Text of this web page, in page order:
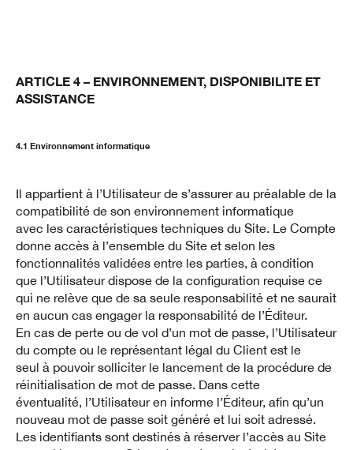
ARTICLE 4 – ENVIRONNEMENT, DISPONIBILITE ET
ASSISTANCE
4.1 Environnement informatique
Il appartient à l’Utilisateur de s’assurer au préalable de la
compatibilité de son environnement informatique
avec les caractéristiques techniques du Site. Le Compte
donne accès à l’ensemble du Site et selon les
fonctionnalités validées entre les parties, à condition
que l’Utilisateur dispose de la configuration requise ce
qui ne relève que de sa seule responsabilité et ne saurait
en aucun cas engager la responsabilité de l’Éditeur.
En cas de perte ou de vol d’un mot de passe, l’Utilisateur
du compte ou le représentant légal du Client est le
seul à pouvoir solliciter le lancement de la procédure de
réinitialisation de mot de passe. Dans cette
éventualité, l’Utilisateur en informe l’Éditeur, afin qu’un
nouveau mot de passe soit généré et lui soit adressé.
Les identifiants sont destinés à réserver l’accès au Site